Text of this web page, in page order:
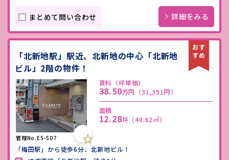
まとめて問い合わせ 詳細をみる
「北新地駅」駅近、北新地の中心「北新地
ビル」2階の物件！
管理No.E5-507
賃料（坪単価）
38.50万円 （31,351円）
面積
12.28坪 （40.62㎡）
「梅田駅」から徒歩6分、北新地ビル！